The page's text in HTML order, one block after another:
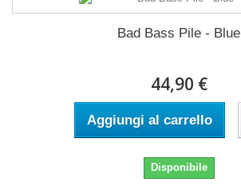
Bad Bass Pile - Blue
44,90 €
Aggiungi al carrello
Disponibile